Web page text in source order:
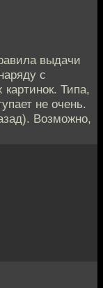
выдачи
с
Типа,
не очень.
Возможно,